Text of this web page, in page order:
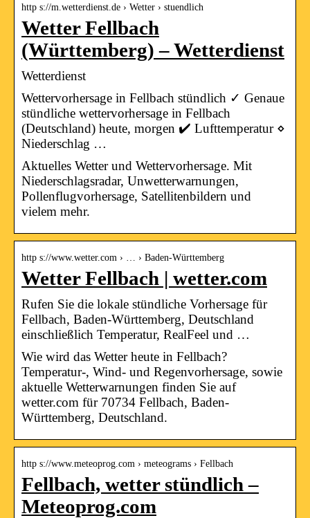
http s://m.wetterdienst.de › Wetter › stuendlich
Wetter Fellbach
(Württemberg) – Wetterdienst
Wetterdienst
Wettervorhersage in Fellbach stündlich ✓ Genaue
stündliche wettervorhersage in Fellbach
(Deutschland) heute, morgen ✔️ Lufttemperatur ⋄
Niederschlag …
Aktuelles Wetter und Wettervorhersage. Mit
Niederschlagsradar, Unwetterwarnungen,
Pollenflugvorhersage, Satellitenbildern und
vielem mehr.
http s://www.wetter.com › … › Baden-Württemberg
Wetter Fellbach | wetter.com
Rufen Sie die lokale stündliche Vorhersage für
Fellbach, Baden-Württemberg, Deutschland
einschließlich Temperatur, RealFeel und …
Wie wird das Wetter heute in Fellbach?
Temperatur-, Wind- und Regenvorhersage, sowie
aktuelle Wetterwarnungen finden Sie auf
wetter.com für 70734 Fellbach, Baden-
Württemberg, Deutschland.
http s://www.meteoprog.com › meteograms › Fellbach
Fellbach, wetter stündlich –
Meteoprog.com